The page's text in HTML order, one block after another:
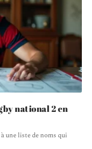
national 2 en
une liste de noms qui